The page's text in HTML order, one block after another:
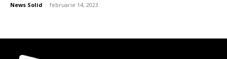
News Solid - februarie 14, 2023